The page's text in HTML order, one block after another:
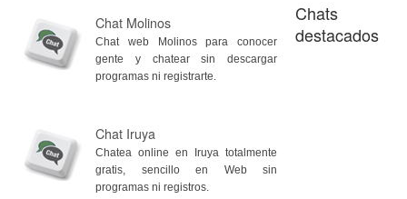
Chat Molinos
Chat web Molinos para conocer
gente y chatear sin descargar
programas ni registrarte.
Chat Iruya
Chatea online en Iruya totalmente
gratis, sencillo en Web sin
programas ni registros.
Chats
destacados